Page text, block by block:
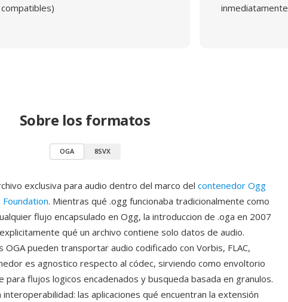
compatibles)
inmediatamente
Sobre los formatos
OGA 8SVX
exclusiva para audio dentro del marco del contenedor Ogg
Foundation. Mientras qué .ogg funcionaba tradicionalmente como
flujo encapsulado en Ogg, la introduccion de .oga en 2007
qué un archivo contiene solo datos de audio.
pueden transportar audio codificado con Vorbis, FLAC,
es agnostico respecto al códec, sirviendo como envoltorio
flujos logicos encadenados y busqueda basada en granulos.
interoperabilidad: las aplicaciones qué encuentran la extensión